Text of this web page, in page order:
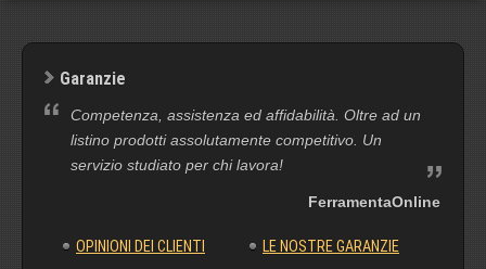
Garanzie
Competenza, assistenza ed affidabilità. Oltre ad un
listino prodotti assolutamente competitivo. Un
servizio studiato per chi lavora!
FerramentaOnline
OPINIONI DEI CLIENTI LE NOSTRE GARANZIE